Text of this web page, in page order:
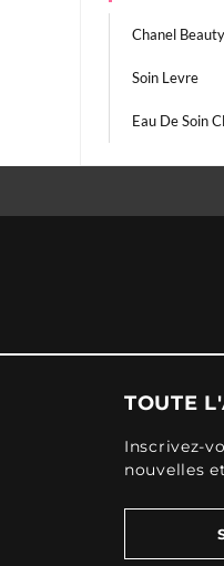
Chanel Beauty
Soin Levre
Eau De Soin
TOUTE
Inscrivez-
nouvelles